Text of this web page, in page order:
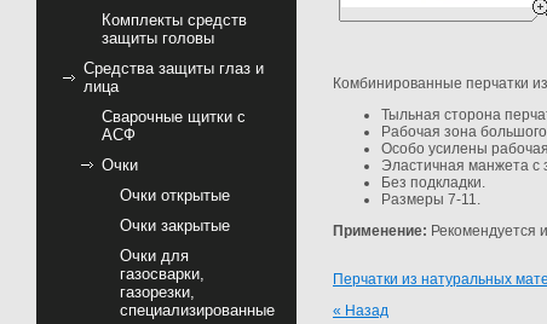
Комплекты средств
защиты головы
Средства защиты глаз и
лица
Сварочные щитки с
АСФ
Очки
Очки открытые
Очки закрытые
Очки для
газосварки,
газорезки,
специализированные
Комбинированные перчатки
Тыльная сторона
Рабочая зона
Особо усилены
Эластичная манжета с
Без подкладки.
Размеры 7-11.
Применение: Рекомендуется
Перчатки из натуральных
« Назад